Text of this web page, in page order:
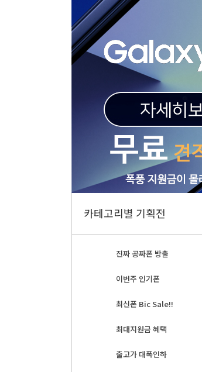
카테고리별 기획전
진짜 공짜폰 방출
이번주 인기폰
최신폰 Bic Sale!!
최대지원금 혜택
출고가 대폭인하